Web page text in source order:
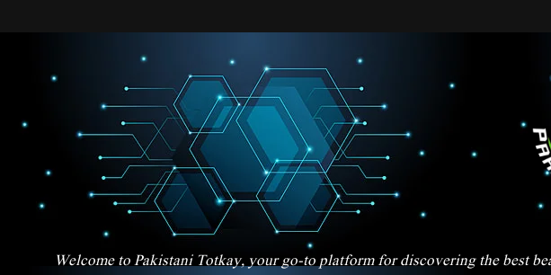
Welcome to Pakistani Totkay, your go-to platform for discovering the best